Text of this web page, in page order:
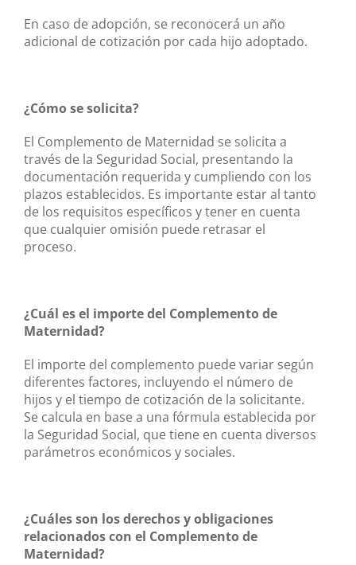
En caso de adopción, se reconocerá un año
adicional de cotización por cada hijo adoptado.
¿Cómo se solicita?
El Complemento de Maternidad se solicita a
través de la Seguridad Social, presentando la
documentación requerida y cumpliendo con los
plazos establecidos. Es importante estar al tanto
de los requisitos específicos y tener en cuenta
que cualquier omisión puede retrasar el
proceso.
¿Cuál es el importe del Complemento de
Maternidad?
El importe del complemento puede variar según
diferentes factores, incluyendo el número de
hijos y el tiempo de cotización de la solicitante.
Se calcula en base a una fórmula establecida por
la Seguridad Social, que tiene en cuenta diversos
parámetros económicos y sociales.
¿Cuáles son los derechos y obligaciones
relacionados con el Complemento de
Maternidad?